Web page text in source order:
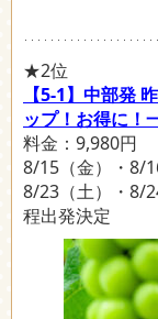
★2位
【5-1】中部発
ップ！お得に！
料金：9,980円
8/15（金）・8/
8/23（土）・8/
程出発決定